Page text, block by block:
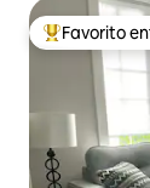
Favorito
Favorito